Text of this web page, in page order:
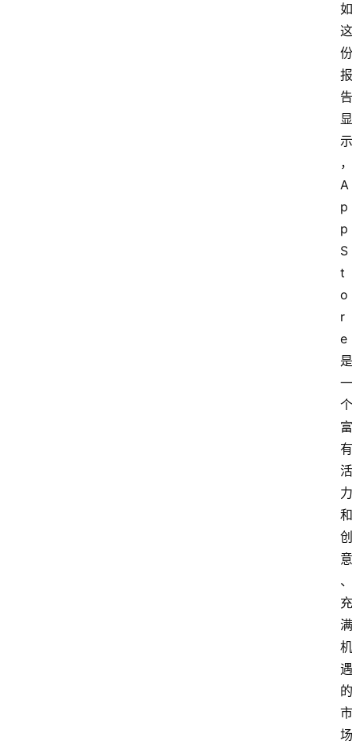
如
这
份
报
告
显
示
，
A
p
p
S
t
o
r
e
是
一
个
富
有
活
力
和
创
意
、
充
满
机
遇
的
市
场